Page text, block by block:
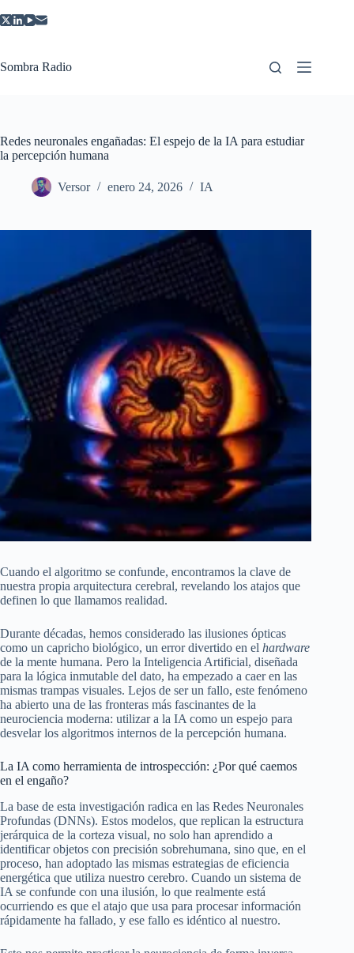
al
Sombra Radio
Redes neuronales engañadas: El espejo de la IA para estudiar
la percepción humana
Versor enero 24, 2026 IA
Cuando el algoritmo se confunde, encontramos la clave de
nuestra propia arquitectura cerebral, revelando los atajos que
definen lo que llamamos realidad.
Durante décadas, hemos considerado las ilusiones ópticas
como un capricho biológico, un error divertido en el hardware
de la mente humana. Pero la Inteligencia Artificial, diseñada
para la lógica inmutable del dato, ha empezado a caer en las
mismas trampas visuales. Lejos de ser un fallo, este fenómeno
ha abierto una de las fronteras más fascinantes de la
neurociencia moderna: utilizar a la IA como un espejo para
desvelar los algoritmos internos de la percepción humana.
La IA como herramienta de introspección: ¿Por qué caemos
en el engaño?
La base de esta investigación radica en las Redes Neuronales
Profundas (DNNs). Estos modelos, que replican la estructura
jerárquica de la corteza visual, no solo han aprendido a
identificar objetos con precisión sobrehumana, sino que, en el
proceso, han adoptado las mismas estrategias de eficiencia
energética que utiliza nuestro cerebro. Cuando un sistema de
IA se confunde con una ilusión, lo que realmente está
ocurriendo es que el atajo que usa para procesar información
rápidamente ha fallado, y ese fallo es idéntico al nuestro.